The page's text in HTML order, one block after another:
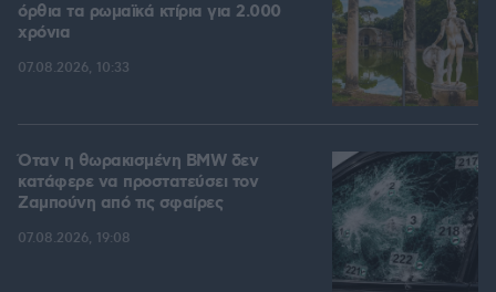
όρθια τα ρωμαϊκά κτίρια για 2.000
χρόνια
07.08.2026, 10:33
Όταν η θωρακισμένη BMW δεν
κατάφερε να προστατεύσει τον
Ζαμπούνη από τις σφαίρες
07.08.2026, 19:08